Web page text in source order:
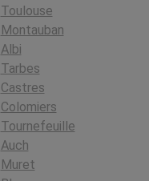
Toulouse
Montauban
Albi
Tarbes
Castres
Colomiers
Tournefeuille
Auch
Muret